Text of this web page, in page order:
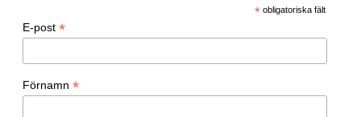
* obligatoriska fält
E-post *
Förnamn *